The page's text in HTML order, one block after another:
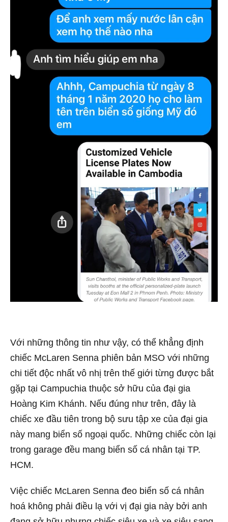
Với những thông tin như vậy, có thể khẳng định
chiếc McLaren Senna phiên bản MSO với những
chi tiết độc nhất vô nhị trên thế giới từng được bắt
gặp tại Campuchia thuộc sở hữu của đại gia
Hoàng Kim Khánh. Nếu đúng như trên, đây là
chiếc xe đầu tiên trong bộ sưu tập xe của đại gia
này mang biển số ngoại quốc. Những chiếc còn lại
trong garage đều mang biển số cá nhân tại TP.
HCM.
Việc chiếc McLaren Senna đeo biển số cá nhân
hoá không phải điều lạ với vị đại gia này bởi anh